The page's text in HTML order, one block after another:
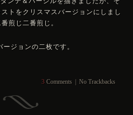
トをクリスマスバージョンにしまし
煎じ二番煎じ。
ジョンの二枚です。
3 Comments No Trackbacks